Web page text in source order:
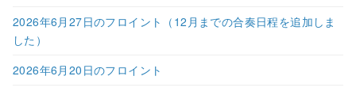
2026年6月27日のフロイント（12月までの合奏日程を追加しま
した）
2026年6月20日のフロイント